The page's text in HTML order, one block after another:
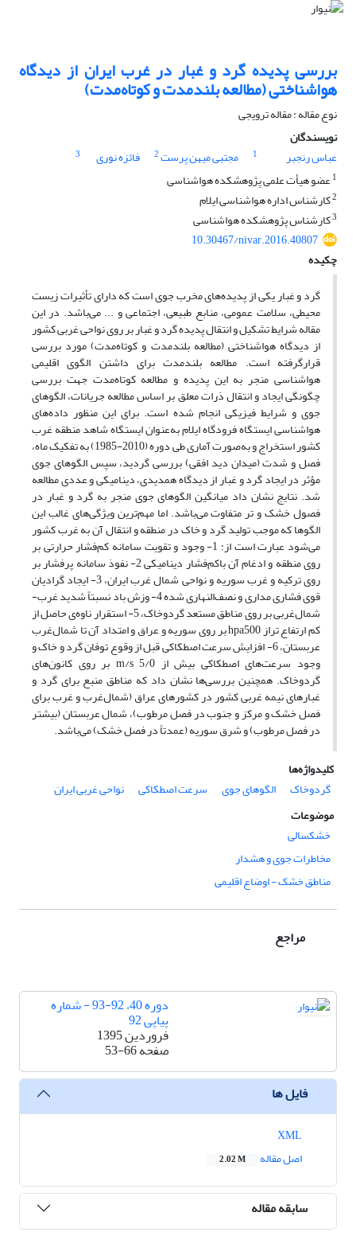
بررسی پدیده گرد و غبار در غرب ایران از دیدگاه
هواشناختی (مطالعه بلندمدت و کوتاه‌مدت)
نوع مقاله : مقاله ترویجی
نویسندگان
عباس رنجبر
1 مجتبی میهن پرست2 فائزه نوری
3
1عضو هیأت علمی پژوهشکده هواشناسی
2کارشناس اداره هواشناسی ایلام
3کارشناس پژوهشکده هواشناسی
10.30467/nivar.2016.40807
چکیده
گرد و غبار یکی از پدیده‌های مخرب جوی است که دارای تأثیرات زیست
محیطی، سلامت عمومی، منابع طبیعی، اجتماعی و ... می‌باشد. در این
مقاله شرایط تشکیل و انتقال پدیده گرد و غبار بر روی نواحی غربی کشور
از دیدگاه هواشناختی (مطالعه بلندمدت و کوتاه‌مدت) مورد بررسی
قرارگرفته است. مطالعه بلندمدت برای داشتن الگوی اقلیمی
هواشناسی منجر به این پدیده و مطالعه کوتاه‌مدت جهت بررسی
چگونگی ایجاد و انتقال ذرات معلق بر اساس مطالعه جریانات، الگوهای
جوی و شرایط فیزیکی انجام ‌شده است. برای این منظور داده‌های
هواشناسی ایستگاه فرودگاه ایلام به‌عنوان ایستگاه شاهد منطقه غرب
کشور استخراج و به‌صورت آماری طی دوره (2010-1985) به تفکیک ماه،
فصل و شدت (میدان دید افقی) بررسی گردید، سپس الگوهای جوی
مؤثر در ایجاد گرد و غبار از دیدگاه همدیدی، دینامیکی و عددی مطالعه
شد. نتایج نشان داد میانگین الگوهای جوی منجر به گرد و غبار در
فصول خشک و تر متفاوت می‌باشد. اما مهم‌ترین ویژگی‌های غالب این
الگوها که موجب تولید گرد و خاک در منطقه و انتقال آن به غرب کشور
می‌شود عبارت است از: 1- وجود و تقویت سامانه کم‌فشار حرارتی بر
روی منطقه و ادغام آن باکم‌فشار دینامیکی 2- نفوذ سامانه پرفشار بر
روی ترکیه و غرب سوریه و نواحی شمال غرب ایران، 3- ایجاد گرادیان
قوی فشاری مداری و نصف‌النهاری شده 4- وزش باد نسبتاً شدید غرب-
شمال‌غربی بر روی مناطق مستعد گردوخاک، 5- استقرار ناوه‌ی حاصل از
کم ارتفاع تراز hpa500 بر روی سوریه و عراق و امتداد آن تا شمال‌غرب
عربستان، 6- افزایش سرعت اصطکاکی قبل از وقوع توفان گرد و خاک و
وجود سرعت‌های اصطکاکی بیش از m/s 5/0 بر روی کانون‌های
گردوخاک. همچنین بررسی‌ها نشان داد که مناطق منبع برای گرد و
غبارهای نیمه غربی کشور در کشورهای عراق (شمال‌غرب و غرب برای
فصل خشک و مرکز و جنوب در فصل مرطوب)، شمال عربستان (بیشتر
در فصل مرطوب) و شرق سوریه (عمدتاً در فصل خشک) می‌باشد.
کلیدواژه‌ها
گردوخاک
الگوهای جوی سرعت اصطکاکی
نواحی غربی ایران
موضوعات
خشکسالی
مخاطرات جوی و هشدار
مناطق خشک - اوضاع اقلیمی
مراجع
دوره 40، 92-93 - شماره
پیاپی 92
فروردین 1395
صفحه53-66
فایل ها
اصل مقاله
2.02 M
سابقه مقاله